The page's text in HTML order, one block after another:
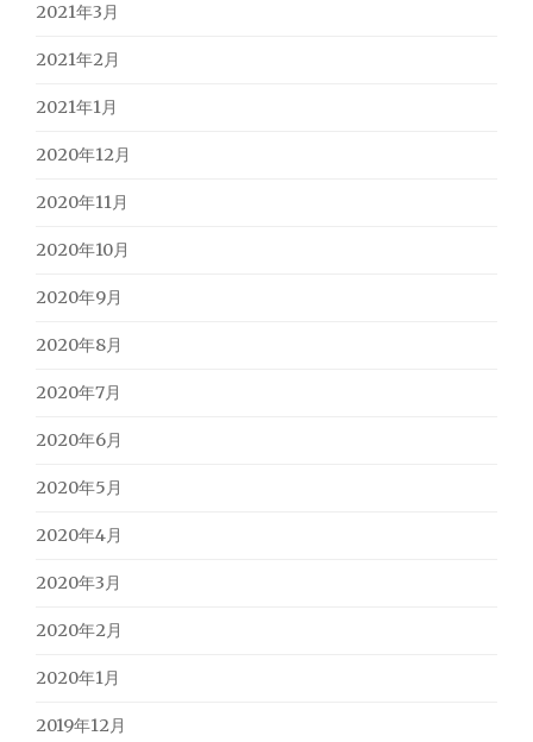
2021年3月
2021年2月
2021年1月
2020年12月
2020年11月
2020年10月
2020年9月
2020年8月
2020年7月
2020年6月
2020年5月
2020年4月
2020年3月
2020年2月
2020年1月
2019年12月